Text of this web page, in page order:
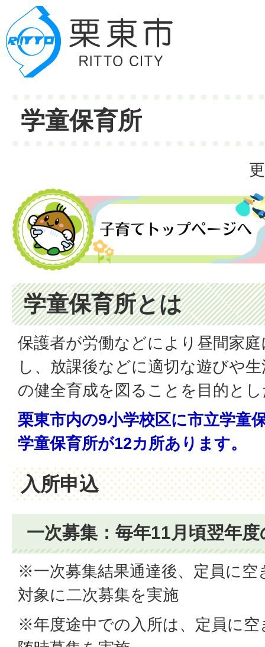
学童保育所
学童保育所とは
保護者が労働などにより昼間家
し、放課後などに適切な遊びや
の健全育成を図ることを目的と
栗東市内の9小学校区に市立学童
学童保育所が12カ所あります。
入所申込
一次募集：毎年11月頃翌年
※一次募集結果通達後、定員に空
対象に二次募集を実施
※年度途中での入所は、定員に